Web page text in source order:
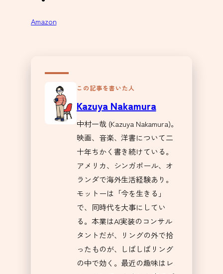
Amazon
この記事を書いた人
Kazuya Nakamura
中村一哉 (Kazuya Nakamura)。
映画、音楽、洋書について二
十年ちかく書き続けている。
アメリカ、シンガポール、オ
ランダで海外生活経験あり。
モットーは「今を生きる」
で、同時代を大事にしてい
る。本業はAI実装のコンサル
タントだが、リングの外で拾
ったものが、しばしばリング
の中で効く。最近の趣味はレ